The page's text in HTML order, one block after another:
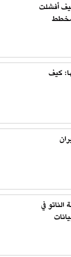
أفشلت
مخطط
كيف
في